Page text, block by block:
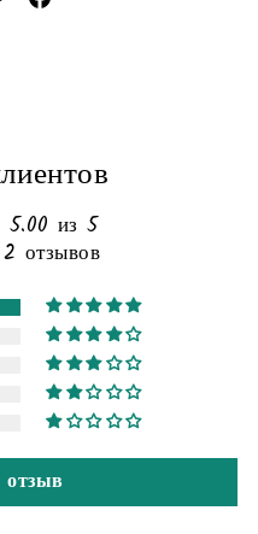
5.00 из 5
отзывов
отзыв